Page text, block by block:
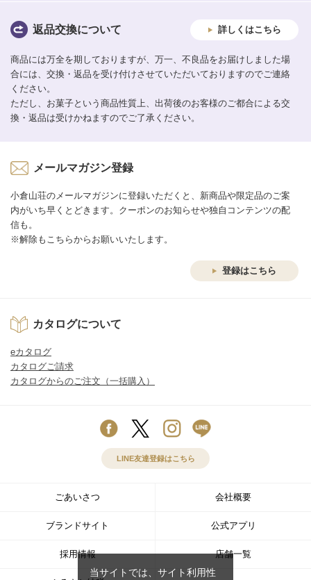
返品交換について 詳しくはこちら
商品には万全を期しておりますが、万一、不良品をお届けしました場
合には、交換・返品を受け付けさせていただいておりますのでご連絡
ください。
ただし、お菓子という商品性質上、出荷後のお客様のご都合による交
換・返品は受けかねますのでご了承ください。
メールマガジン登録
小倉山荘のメールマガジンに登録いただくと、新商品や限定品のご案
内がいち早くとどきます。クーポンのお知らせや独自コンテンツの配
信も。
※解除もこちらからお願いいたします。
登録はこちら
カタログについて
eカタログ
カタログご請求
カタログからのご注文（一括購入）
LINE友達登録はこちら
ごあいさつ 会社概要
ブランドサイト 公式アプリ
採用情報 店舗一覧
当サイトでは、サイト利用性